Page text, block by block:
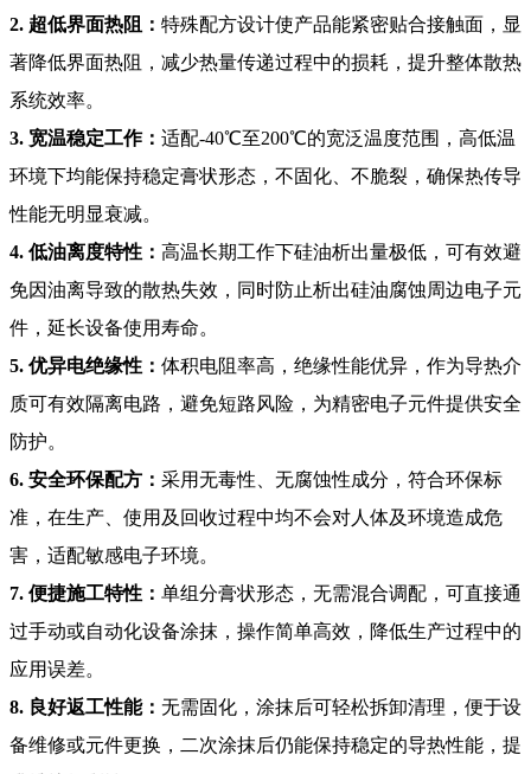
2. 超低界面热阻： 特殊配方设计使产品能紧密贴合接触面，显
著降低界面热阻，减少热量传递过程中的损耗，提升整体散热
系统效率。
3. 宽温稳定工作： 适配-40℃至200℃的宽泛温度范围，高低温
环境下均能保持稳定膏状形态，不固化、不脆裂，确保热传导
性能无明显衰减。
4. 低油离度特性： 高温长期工作下硅油析出量极低，可有效避
免因油离导致的散热失效，同时防止析出硅油腐蚀周边电子元
件，延长设备使用寿命。
5. 优异电绝缘性： 体积电阻率高，绝缘性能优异，作为导热介
质可有效隔离电路，避免短路风险，为精密电子元件提供安全
防护。
6. 安全环保配方： 采用无毒性、无腐蚀性成分，符合环保标
准，在生产、使用及回收过程中均不会对人体及环境造成危
害，适配敏感电子环境。
7. 便捷施工特性： 单组分膏状形态，无需混合调配，可直接通
过手动或自动化设备涂抹，操作简单高效，降低生产过程中的
应用误差。
8. 良好返工性能： 无需固化，涂抹后可轻松拆卸清理，便于设
备维修或元件更换，二次涂抹后仍能保持稳定的导热性能，提